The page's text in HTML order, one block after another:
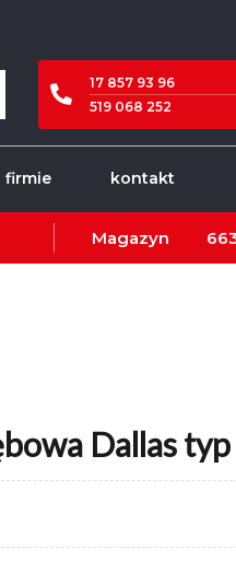
17 857 93 96
519 068 252
firmie kontakt
Magazyn
Dallas